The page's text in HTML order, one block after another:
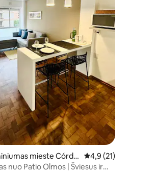
iš 5, atsiliepimų: 40
mieste Córdo
Vidutinis
4,9 (21)
nuo Patio Olmos | Šviesus ir